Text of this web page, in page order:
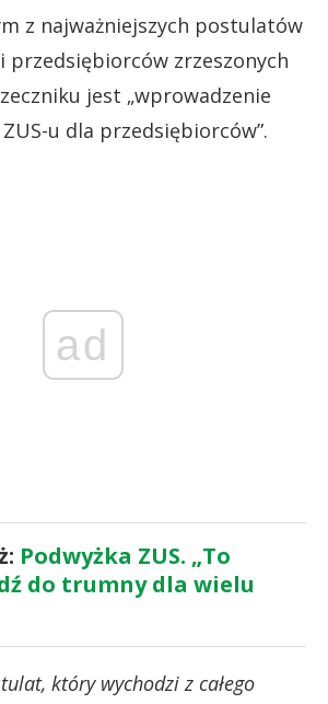
z najważniejszych postulatów
przedsiębiorców zrzeszonych
jest „wprowadzenie
u dla przedsiębiorców”.
ad
Podwyżka ZUS. „To
do trumny dla wielu
który wychodzi z całego